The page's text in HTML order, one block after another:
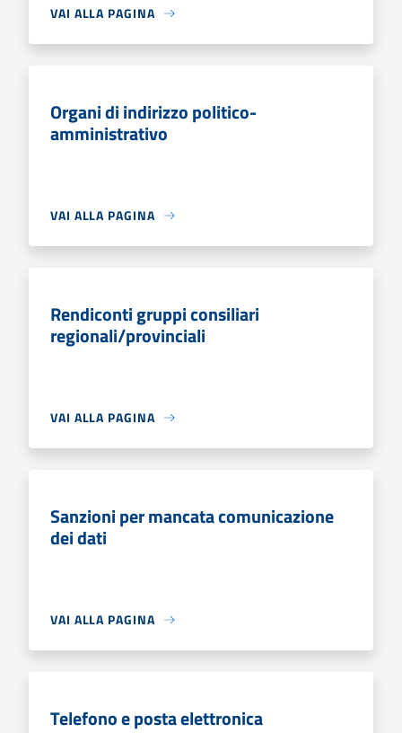
VAI ALLA PAGINA
Organi di indirizzo politico-
amministrativo
VAI ALLA PAGINA
Rendiconti gruppi consiliari
regionali/provinciali
VAI ALLA PAGINA
Sanzioni per mancata comunicazione
dei dati
VAI ALLA PAGINA
Telefono e posta elettronica